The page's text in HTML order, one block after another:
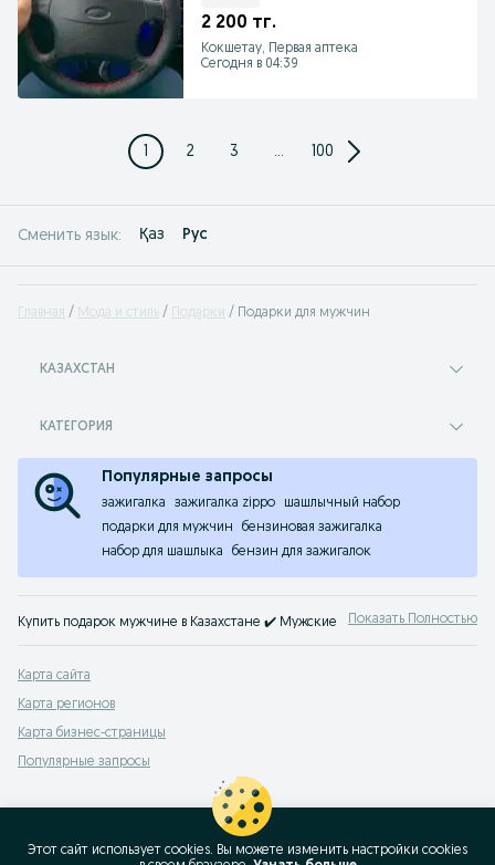
2 200 тг.
Кокшетау, Первая аптека
Сегодня в 04:39
1 2 3 ... 100
Сменить язык: Қаз Рус
Главная Мода и стиль Подарки Подарки для мужчин
КАЗАХСТАН
КАТЕГОРИЯ
Популярные запросы
зажигалка зажигалка zippo
шашлычный набор
подарки для мужчин
бензиновая зажигалка
набор для шашлыка
бензин для зажигалок
Купить подарок мужчине в Казахстане ✔️ Мужские подарки по доступной
счеты,3 тенге 1993 года цена
Популярные запросы при поиске мужской обуви:
кроссовки лакост,кеды гуччи мужские
Показать Полностью
Карта сайта
Карта регионов
Карта бизнес-страницы
Популярные запросы
Этот сайт использует cookies. Вы можете изменить настройки cookies